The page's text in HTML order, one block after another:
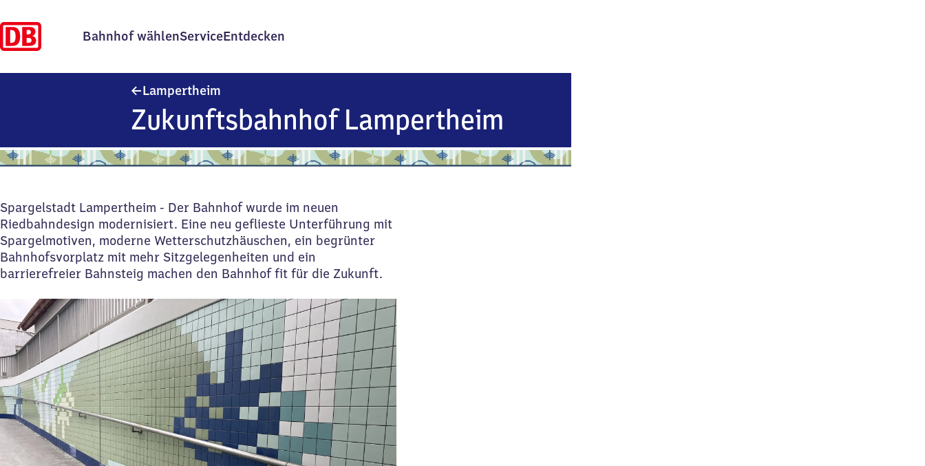
Bahnhof wählenServiceEntdecken
Lampertheim
Zukunftsbahnhof Lampertheim
Spargelstadt Lampertheim - Der Bahnhof wurde im neuen
Riedbahndesign modernisiert. Eine neu geflieste Unterführung mit
Spargelmotiven, moderne Wetterschutzhäuschen, ein begrünter
Bahnhofsvorplatz mit mehr Sitzgelegenheiten und ein
barrierefreier Bahnsteig machen den Bahnhof fit für die Zukunft.